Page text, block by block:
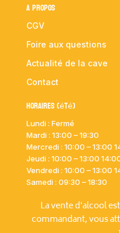
A propos
CGV
Foire aux questions
Actualité de la cave
Contact
Horaires (été)
Lundi : Fermé
Mardi : 13:00 – 19:30
Mercredi : 10:00 – 13:00
Jeudi : 10:00 – 13:00
Vendredi : 10:00 – 13:00
Samedi : 09:30 – 18:30
La vente d'alcool
commandant, vous